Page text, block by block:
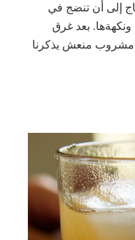
إلى أن تنضج في
بعد غرق
مشروب منعش يذكرنا